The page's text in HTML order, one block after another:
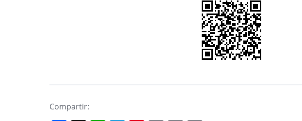
Compartir: